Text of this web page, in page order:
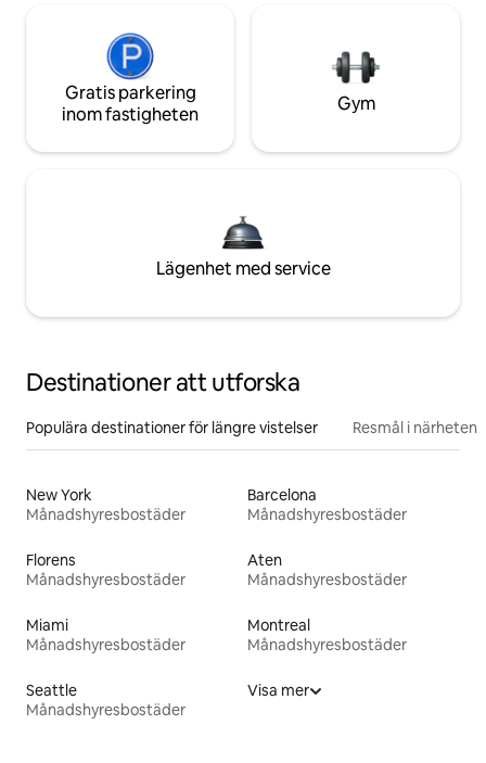
Gratis parkering
inom fastigheten
Gym
Lägenhet med service
Destinationer att utforska
Populära destinationer för längre vistelser Resmål i närheten
New York
Månadshyresbostäder
Barcelona
Månadshyresbostäder
Florens
Månadshyresbostäder
Aten
Månadshyresbostäder
Miami
Månadshyresbostäder
Montreal
Månadshyresbostäder
Seattle
Månadshyresbostäder
Visa mer